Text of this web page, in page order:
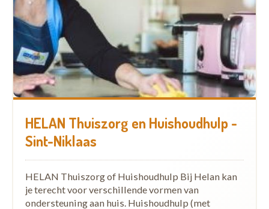
HELAN Thuiszorg en Huishoudhulp -
Sint-Niklaas
HELAN Thuiszorg of Huishoudhulp Bij Helan kan
je terecht voor verschillende vormen van
ondersteuning aan huis. Huishoudhulp (met